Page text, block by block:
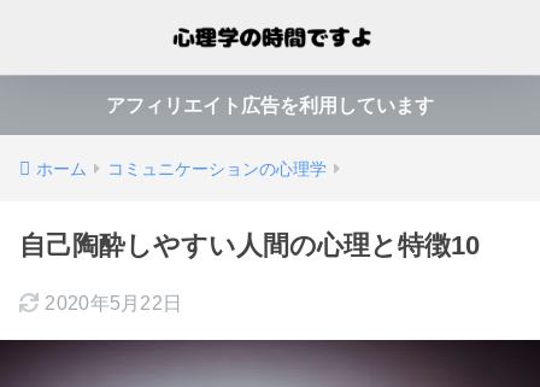
アフィリエイト広告を利用しています
ホーム コミュニケーションの心理学
自己陶酔しやすい人間の心理と特徴10
2020年5月22日